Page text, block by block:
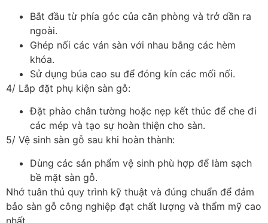
Bắt đầu từ phía góc của căn phòng và trở dần ra
ngoài.
Ghép nối các ván sàn với nhau bằng các hèm
khóa.
Sử dụng búa cao su để đóng kín các mối nối.
4/ Lắp đặt phụ kiện sàn gỗ:
Đặt phào chân tường hoặc nẹp kết thúc để che đi
các mép và tạo sự hoàn thiện cho sàn.
5/ Vệ sinh sàn gỗ sau khi hoàn thành:
Dùng các sản phẩm vệ sinh phù hợp để làm sạch
bề mặt sàn gỗ.
Nhớ tuân thủ quy trình kỹ thuật và đúng chuẩn để đảm
bảo sàn gỗ công nghiệp đạt chất lượng và thẩm mỹ cao
nhất.